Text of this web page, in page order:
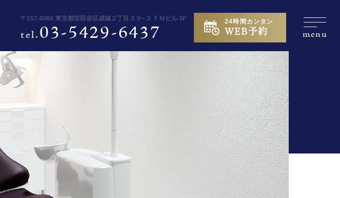
〒157-0066 東京都世田谷区成城２丁目３９−３ ＦＭビル 3F
tel.03-5429-6437
24時間カンタン
WEB予約 menu